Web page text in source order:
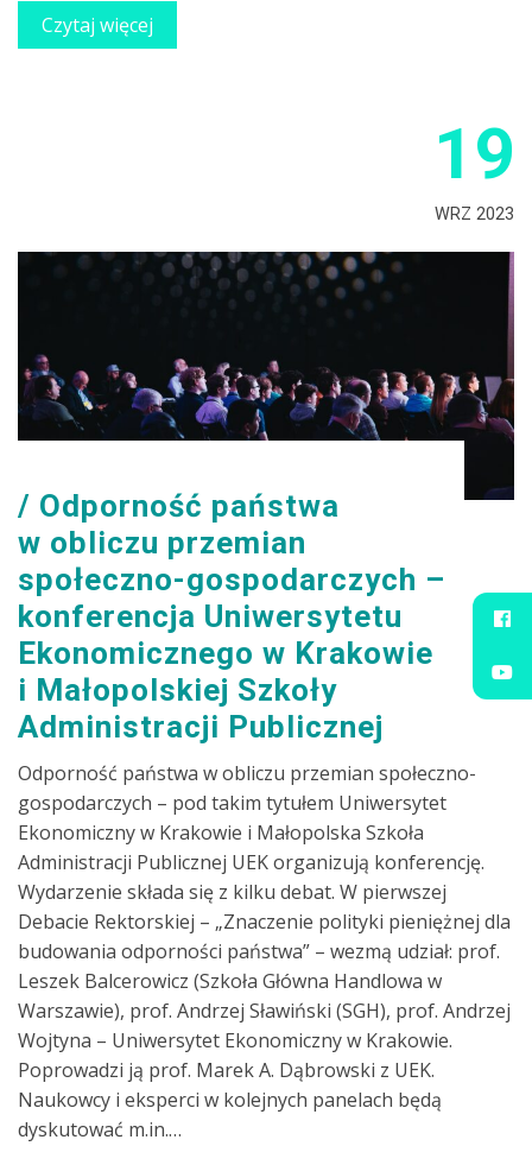
Czytaj więcej
19
WRZ 2023
Odporność państwa
w obliczu przemian
społeczno-gospodarczych –
konferencja Uniwersytetu
Ekonomicznego w Krakowie
i Małopolskiej Szkoły
Administracji Publicznej
Odporność państwa w obliczu przemian społeczno-
gospodarczych – pod takim tytułem Uniwersytet
Ekonomiczny w Krakowie i Małopolska Szkoła
Administracji Publicznej UEK organizują konferencję.
Wydarzenie składa się z kilku debat. W pierwszej
Debacie Rektorskiej – „Znaczenie polityki pieniężnej dla
budowania odporności państwa” – wezmą udział: prof.
Leszek Balcerowicz (Szkoła Główna Handlowa w
Warszawie), prof. Andrzej Sławiński (SGH), prof. Andrzej
Wojtyna – Uniwersytet Ekonomiczny w Krakowie.
Poprowadzi ją prof. Marek A. Dąbrowski z UEK.
Naukowcy i eksperci w kolejnych panelach będą
dyskutować m.in.…